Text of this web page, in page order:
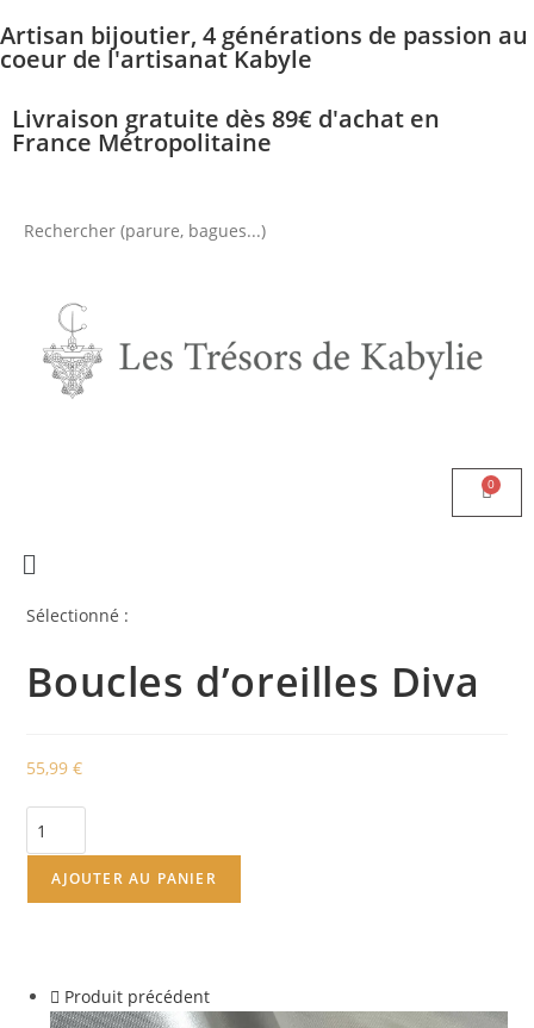
Artisan bijoutier, 4 générations de passion au
coeur de l'artisanat Kabyle
Livraison gratuite dès 89€ d'achat en
France Métropolitaine
Sélectionné :
Boucles d’oreilles Diva
55,99€
AJOUTER AU PANIER
Produit précédent